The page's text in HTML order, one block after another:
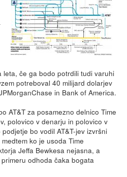
če ga bodo potrdili tudi varuhi
potreboval 40 milijard dolarjev
in Bank of America.
AT&T za posamezno delnico Time
polovico v denarju in polovico v
bo vodil AT&T-jev izvršni
ko je usoda Time
Jeffa Bewkesa nejasna, a
odhoda čaka bogata